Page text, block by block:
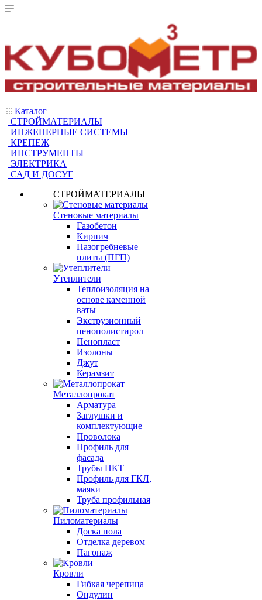
Каталог
СТРОЙМАТЕРИАЛЫ
ИНЖЕНЕРНЫЕ СИСТЕМЫ
КРЕПЕЖ
ИНСТРУМЕНТЫ
ЭЛЕКТРИКА
САД И ДОСУГ
СТРОЙМАТЕРИАЛЫ
Стеновые материалы
Газобетон
Кирпич
Пазогребневые
плиты (ПГП)
Утеплители
Теплоизоляция на
основе каменной
ваты
Экструзионный
пенополистирол
Пенопласт
Изолоны
Джут
Керамзит
Металлопрокат
Арматура
Заглушки и
комплектующие
Проволока
Профиль для
фасада
Трубы НКТ
Профиль для ГКЛ,
маяки
Труба профильная
Пиломатериалы
Доска пола
Отделка деревом
Пагонаж
Кровли
Гибкая черепица
Ондулин